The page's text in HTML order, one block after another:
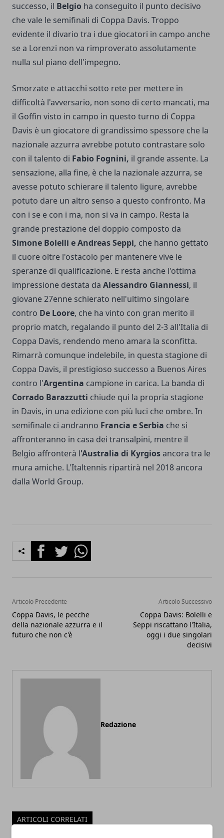
successo, il Belgio ha conseguito il punto decisivo
che vale le semifinali di Coppa Davis. Troppo
evidente il divario tra i due giocatori in campo anche
se a Lorenzi non va rimproverato assolutamente
nulla sul piano dell'impegno.
Smorzate e attacchi sotto rete per mettere in
difficoltà l'avversario, non sono di certo mancati, ma
il Goffin visto in campo in questo turno di Coppa
Davis è un giocatore di grandissimo spessore che la
nazionale azzurra avrebbe potuto contrastare solo
con il talento di Fabio Fognini, il grande assente. La
sensazione, alla fine, è che la nazionale azzurra, se
avesse potuto schierare il talento ligure, avrebbe
potuto dare un altro senso a questo confronto. Ma
con i se e con i ma, non si va in campo. Resta la
grande prestazione del doppio composto da
Simone Bolelli e Andreas Seppi, che hanno gettato
il cuore oltre l'ostacolo per mantenere vive le
speranze di qualificazione. E resta anche l'ottima
impressione destata da Alessandro Giannessi, il
giovane 27enne schierato nell'ultimo singolare
contro De Loore, che ha vinto con gran merito il
proprio match, regalando il punto del 2-3 all'Italia di
Coppa Davis, rendendo meno amara la sconfitta.
Rimarrà comunque indelebile, in questa stagione di
Coppa Davis, il prestigioso successo a Buenos Aires
contro l'Argentina campione in carica. La banda di
Corrado Barazzutti chiude qui la propria stagione
in Davis, in una edizione con più luci che ombre. In
semifinale ci andranno Francia e Serbia che si
affronteranno in casa dei transalpini, mentre il
Belgio affronterà l'Australia di Kyrgiosancora tra le
mura amiche. L'Italtennis ripartirà nel 2018 ancora
dalla World Group.
FacebookTwitterWhatsapp
Articolo Precedente
Coppa Davis, le pecche
della nazionale azzurra e il
futuro che non c'è
Articolo Successivo
Coppa Davis: Bolelli e
Seppi riscattano l'Italia,
oggi i due singolari
decisivi
Redazione
ARTICOLI CORRELATI